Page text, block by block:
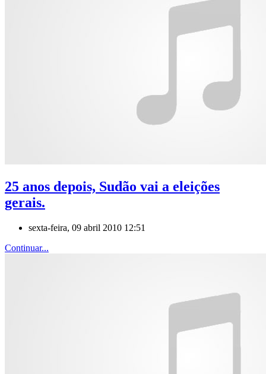
25 anos depois, Sudão vai a eleições
gerais.
sexta-feira, 09 abril 2010 12:51
Continuar...